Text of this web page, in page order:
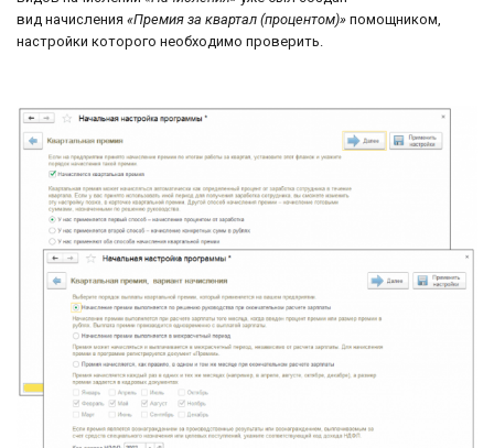
вид начисления «Премия за квартал (процентом)» помощником,
настройки которого необходимо проверить.